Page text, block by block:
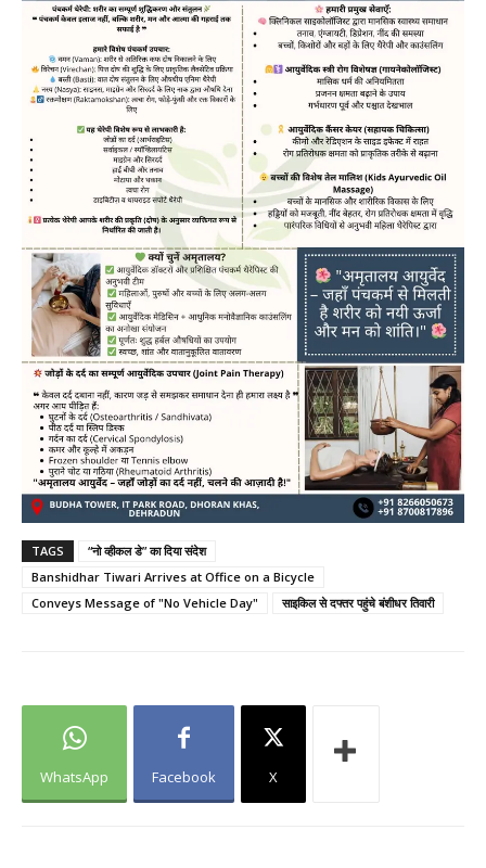
TAGS
“नो व्हीकल डे” का दिया संदेश
Banshidhar Tiwari Arrives at Office on a Bicycle
Conveys Message of "No Vehicle Day"
साइकिल से दफ्तर पहुंचे बंशीधर तिवारी
WhatsApp Facebook X